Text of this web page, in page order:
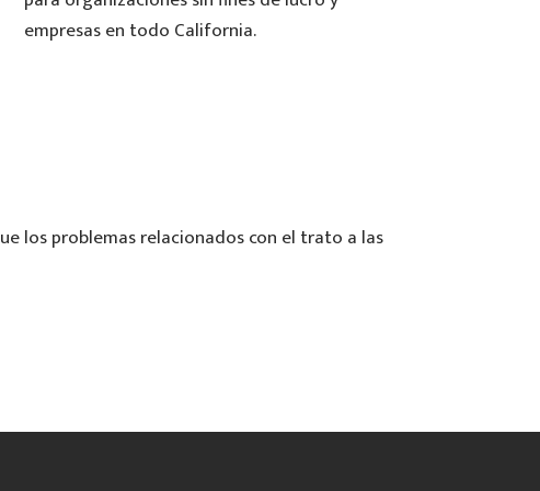
empresas en todo California.
los problemas relacionados con el trato a las